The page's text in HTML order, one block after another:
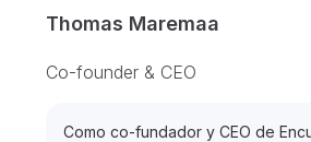
Thomas Maremaa
Co-founder & CEO
Como co-fundador y CEO de